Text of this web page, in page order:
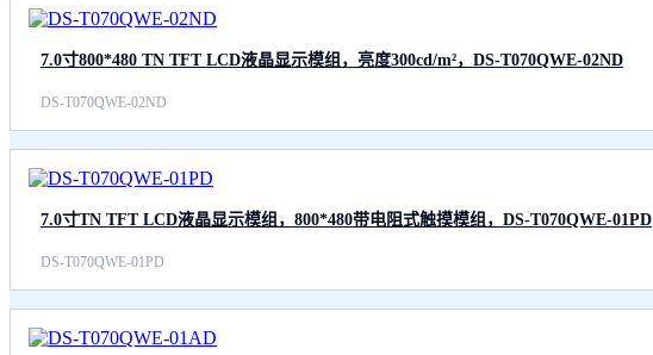
7.0寸800*480 TN TFT LCD液晶显示模组，亮度300cd/m²，DS-T070QWE-02ND
DS-T070QWE-02ND
7.0寸TN TFT LCD液晶显示模组，800*480带电阻式触摸模组，DS-T070QWE-01PD
DS-T070QWE-01PD